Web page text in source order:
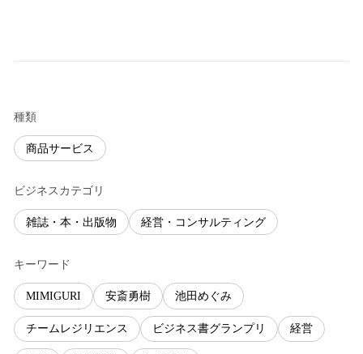
種類
商品サービス
ビジネスカテゴリ
雑誌・本・出版物 経営・コンサルティング
キーワード
MIMIGURI 安斎勇樹 池田めぐみ
チームレジリエンス ビジネス書グランプリ 経営